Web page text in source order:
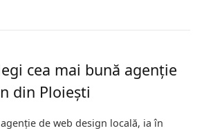
cea mai bună agenție
din Ploiești
de web design locală, ia în